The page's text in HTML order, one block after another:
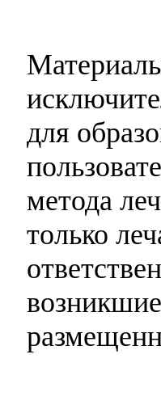
для
метода
только